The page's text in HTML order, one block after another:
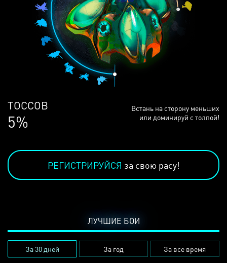
ЛЮДЕЙ
69%
Встань на сторону меньших
или доминируй с толпой!
РЕГИСТРИРУЙСЯ за свою расу!
ЛУЧШИЕ БОИ
За 30 дней За год За все время